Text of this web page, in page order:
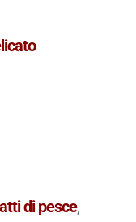
di pesce,